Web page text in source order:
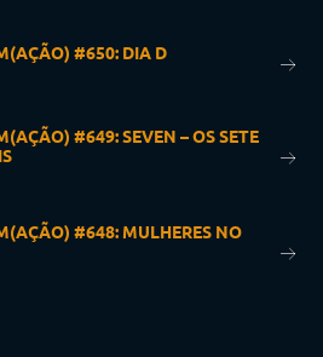
#650: DIA D
#649: SEVEN – OS SETE
#648: MULHERES NO